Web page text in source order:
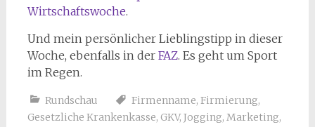
Wirtschaftswoche.
Und mein persönlicher Lieblingstipp in dieser
Woche, ebenfalls in der FAZ. Es geht um Sport
im Regen.
Rundschau Firmenname, Firmierung,
Gesetzliche Krankenkasse, GKV,Jogging, Marketing,